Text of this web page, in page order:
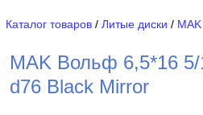
Каталог товаров / Литые диски / MAK
MAK Вольф 6,5*16 5/
d76 Black Mirror